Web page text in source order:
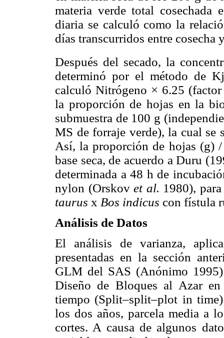
materia verde total cosechada
diaria se calculó como la
días transcurridos entre cosecha
Después del secado, la
determinó por el método de
calculó Nitrógeno × 6.25
la proporción de hojas en la
submuestra de 100 g
MS de forraje verde), la cual se
Así, la proporción de hojas (g)
base seca, de acuerdo a Duru
determinada a 48 h de
nylon (Orskovet al. 1980),
taurus x Bos indicus con fístula
Análisis de Datos
El análisis de varianza,
presentadas en la sección
GLM del SAS (Anónimo
Diseño de Bloques al Azar
tiempo (Split–split–plot in
los dos años, parcela media a
cortes. A causa de algunos